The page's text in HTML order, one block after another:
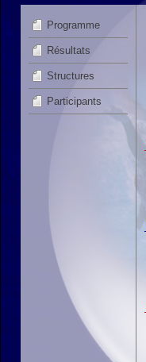
Programme
Résultats
Structures
Participants